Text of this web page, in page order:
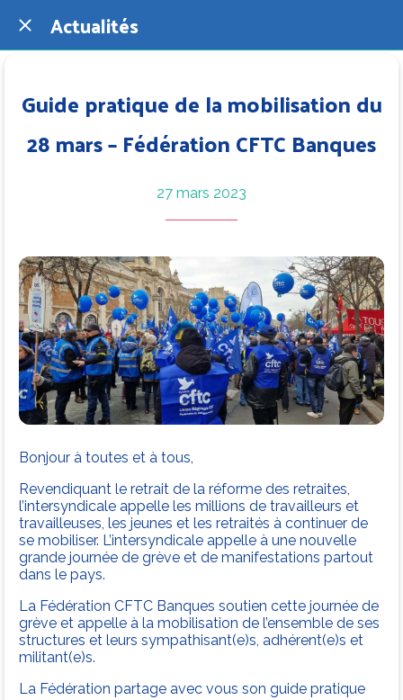
Actualités
Guide pratique de la mobilisation du
28 mars – Fédération CFTC Banques
27 mars 2023
Bonjour à toutes et à tous,
Revendiquant le retrait de la réforme des retraites,
l’intersyndicale appelle les millions de travailleurs et
travailleuses, les jeunes et les retraités à continuer de
se mobiliser. L’intersyndicale appelle à une nouvelle
grande journée de grève et de manifestations partout
dans le pays.
La Fédération CFTC Banques soutien cette journée de
grève et appelle à la mobilisation de l’ensemble de ses
structures et leurs sympathisant(e)s, adhérent(e)s et
militant(e)s.
La Fédération partage avec vous son guide pratique